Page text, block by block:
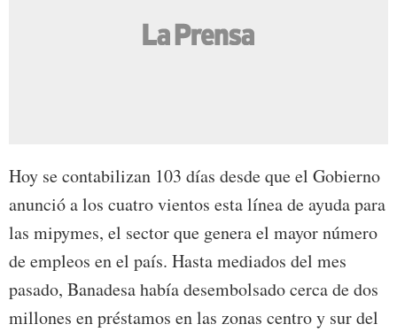
Hoy se contabilizan 103 días desde que el Gobierno
anunció a los cuatro vientos esta línea de ayuda para
las mipymes, el sector que genera el mayor número
de empleos en el país. Hasta mediados del mes
pasado, Banadesa había desembolsado cerca de dos
millones en préstamos en las zonas centro y sur del